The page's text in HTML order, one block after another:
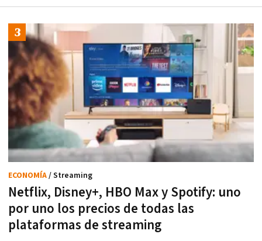
Netflix, Disney+, HBO Max y Spotify: uno
por uno los precios de todas las
plataformas de streaming
ECONOMÍA/ Streaming